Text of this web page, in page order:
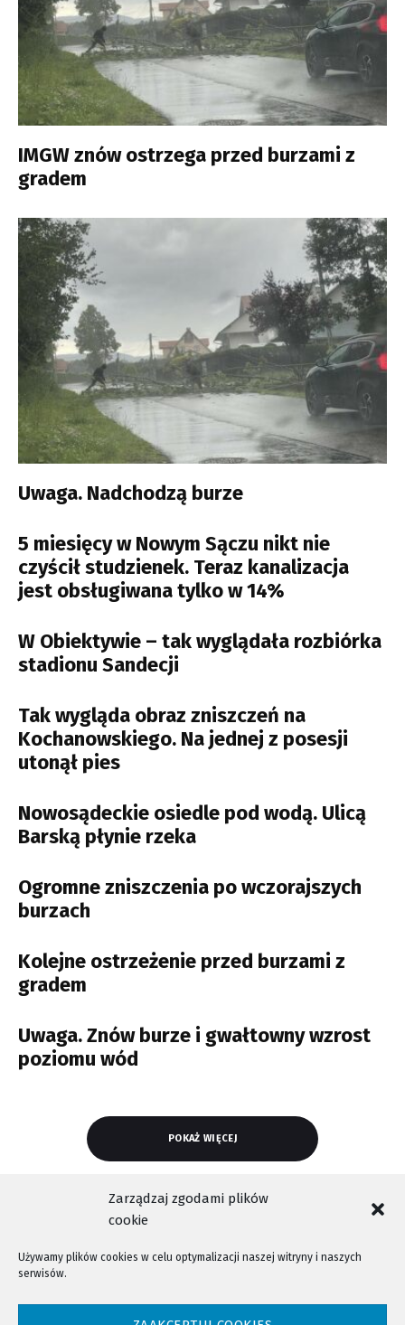
Zarządzaj zgodami plików
cookie
Używamy plików cookies w celu optymalizacji naszej witryny i naszych
serwisów.
IMGW znów ostrzega przed burzami z
gradem
Uwaga. Nadchodzą burze
5 miesięcy w Nowym Sączu nikt nie
czyścił studzienek. Teraz kanalizacja
jest obsługiwana tylko w 14%
W Obiektywie – tak wyglądała rozbiórka
stadionu Sandecji
Tak wygląda obraz zniszczeń na
Kochanowskiego. Na jednej z posesji
utonął pies
Nowosądeckie osiedle pod wodą. Ulicą
Barską płynie rzeka
Ogromne zniszczenia po wczorajszych
burzach
Kolejne ostrzeżenie przed burzami z
gradem
Uwaga. Znów burze i gwałtowny wzrost
poziomu wód
POKAŻ WIĘCEJ
NTV - Nasza Telewizja Sądecka © 2023 Wszystkie prawa zastrzeżone!